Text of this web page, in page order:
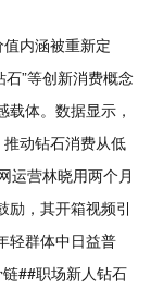
内涵被重新定
石”等创新消费概念
体。数据显示，
动钻石消费从低
运营林晓用两个月
励，其开箱视频引
轻群体中日益普
##职场新人钻石